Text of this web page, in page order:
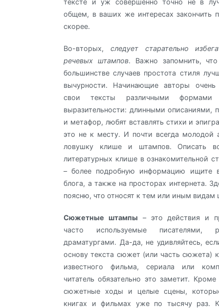
общем, в ваших же интересах закончить
скорее.
Во-вторых, следует старательно
речевых штампов. Важно запомнить,
большинстве случаев простота стиля
вычурности. Начинающие авторы очень
свои тексты различными формами
выразительности: длинными описаниями,
и метафор, любят вставлять стихи и
это не к месту. И почти всегда молодой
ловушку клише и штампов. Описать
литературных клише в ознакомительной
– более подробную информацию ищите
блога, а также на просторах интернета.
поясню, что относят к тем или иным видам
Сюжетные штампы – это действия и
часто используемые писателями,
драматургами. Да-да, не удивляйтесь,
основу текста сюжет (или часть сюжета)
известного фильма, сериала или
читатель обязательно это заметит.
сюжетные ходы и целые сцены,
книгах и фильмах уже по тысячу раз.